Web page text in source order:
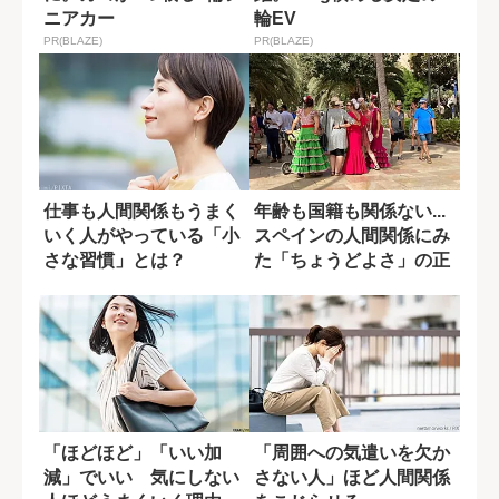
ニアカー
PR(BLAZE)
輪EV
PR(BLAZE)
仕事も人間関係もうまく
いく人がやっている「小
さな習慣」とは？
年齢も国籍も関係ない...
スペインの人間関係にみ
た「ちょうどよさ」の正
「ほどほど」「いい加
減」でいい 気にしない
「周囲への気遣いを欠か
さない人」ほど人間関係